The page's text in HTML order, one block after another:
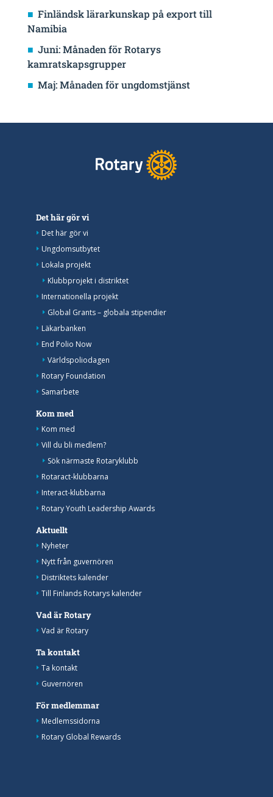
Finländsk lärarkunskap på export till
Namibia
Juni: Månaden för Rotarys
kamratskapsgrupper
Maj: Månaden för ungdomstjänst
Det här gör vi
Det här gör vi
Ungdomsutbytet
Lokala projekt
Klubbprojekt i distriktet
Internationella projekt
Global Grants – globala stipendier
Läkarbanken
End Polio Now
Världspoliodagen
Rotary Foundation
Samarbete
Kom med
Kom med
Vill du bli medlem?
Sök närmaste Rotaryklubb
Rotaract-klubbarna
Interact-klubbarna
Rotary Youth Leadership Awards
Aktuellt
Nyheter
Nytt från guvernören
Distriktets kalender
Till Finlands Rotarys kalender
Vad är Rotary
Vad är Rotary
Ta kontakt
Ta kontakt
Guvernören
För medlemmar
Medlemssidorna
Rotary Global Rewards